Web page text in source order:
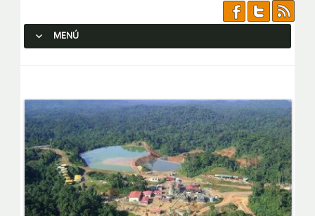
MENÚ